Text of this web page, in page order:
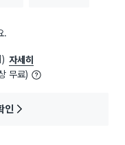
.
자세히
무료)
인